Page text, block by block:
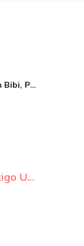
Higienópolis, Itaim Bibi, Pinheiros
Borratxeria antigo Underdog